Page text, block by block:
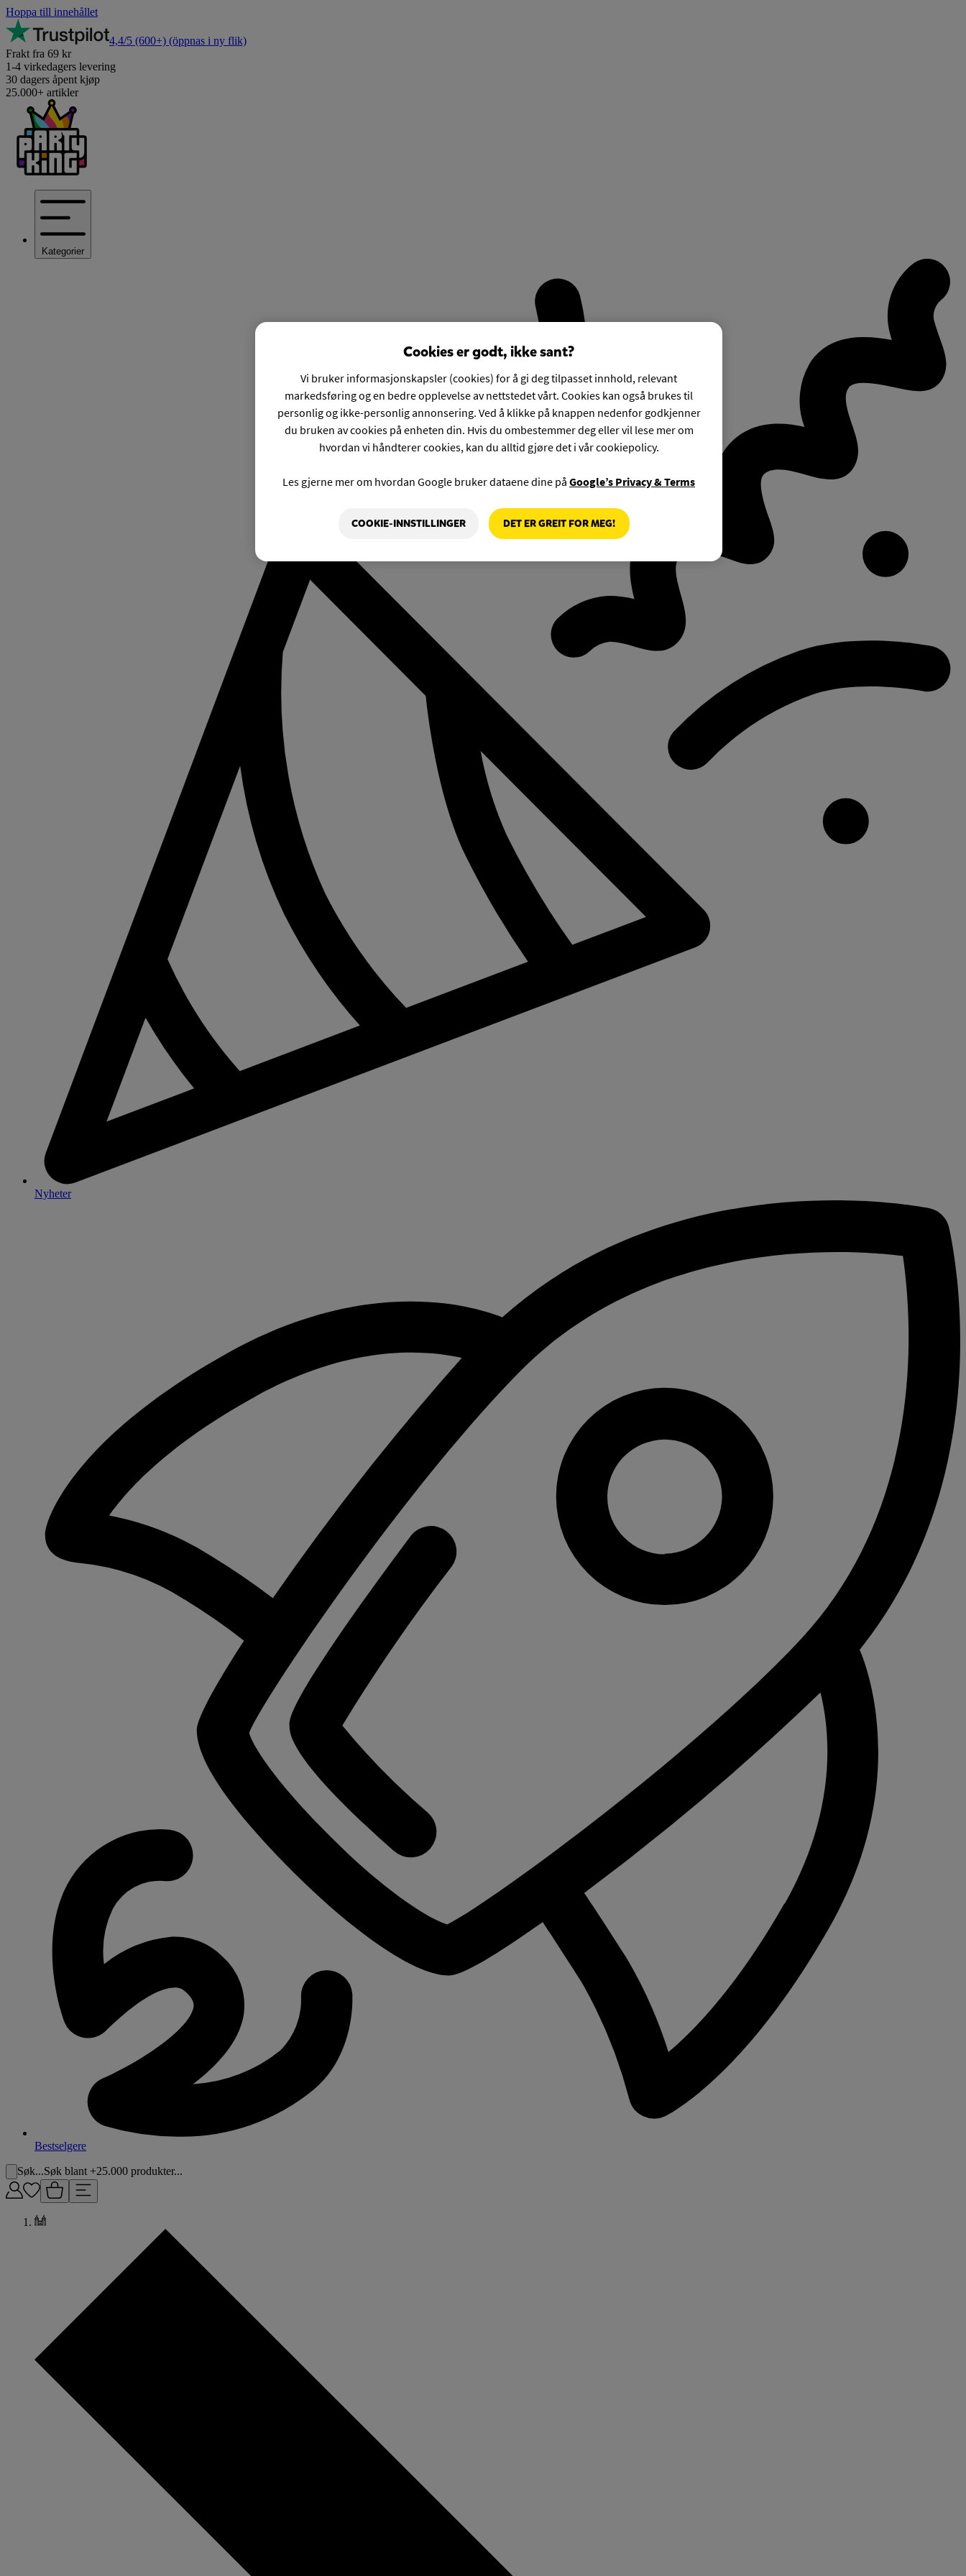
Hoppa till innehållet
4,4/5 (600+) (öppnas i ny flik)
Frakt fra 69 kr
1-4 virkedagers levering
30 dagers åpent kjøp
25.000+ artikler
Kategorier
Nyheter
Bestselgere
Søk...Søk blant +25.000 produkter...
Cookies er godt, ikke sant?
Vi bruker informasjonskapsler (cookies) for å gi deg tilpasset innhold, relevant
markedsføring og en bedre opplevelse av nettstedet vårt. Cookies kan også brukes til
personlig og ikke-personlig annonsering. Ved å klikke på knappen nedenfor godkjenner
du bruken av cookies på enheten din. Hvis du ombestemmer deg eller vil lese mer om
hvordan vi håndterer cookies, kan du alltid gjøre det i vår cookiepolicy.
Les gjerne mer om hvordan Google bruker dataene dine på Google’s Privacy & Terms
COOKIE-INNSTILLINGER DET ER GREIT FOR MEG!